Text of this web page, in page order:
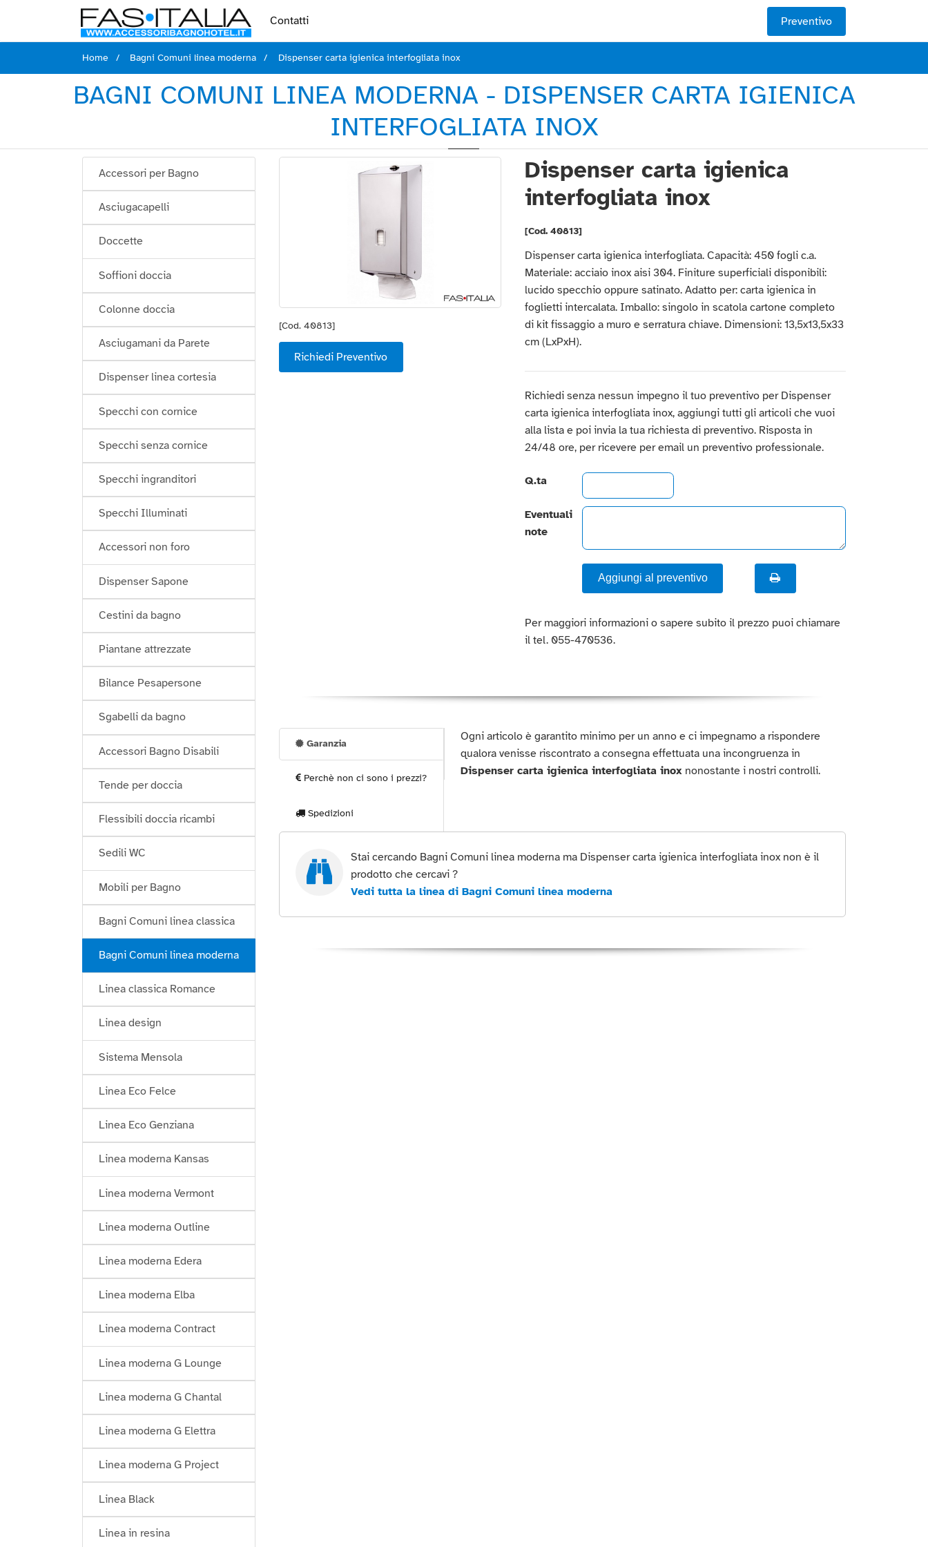
Contatti Preventivo
Home Bagni Comuni linea moderna Dispenser carta igienica interfogliata inox
BAGNI COMUNI LINEA MODERNA - DISPENSER CARTA IGIENICA
INTERFOGLIATA INOX
Accessori per Bagno
Asciugacapelli
Doccette
Soffioni doccia
Colonne doccia
Asciugamani da Parete
Dispenser linea cortesia
Specchi con cornice
Specchi senza cornice
Specchi ingranditori
Specchi Illuminati
Accessori non foro
Dispenser Sapone
Cestini da bagno
Piantane attrezzate
Bilance Pesapersone
Sgabelli da bagno
Accessori Bagno Disabili
Tende per doccia
Flessibili doccia ricambi
Sedili WC
Mobili per Bagno
Bagni Comuni linea classica
Bagni Comuni linea moderna
Linea classica Romance
Linea design
Sistema Mensola
Linea Eco Felce
Linea Eco Genziana
Linea moderna Kansas
Linea moderna Vermont
Linea moderna Outline
Linea moderna Edera
Linea moderna Elba
Linea moderna Contract
Linea moderna G Lounge
Linea moderna G Chantal
Linea moderna G Elettra
Linea moderna G Project
Linea Black
Linea in resina
[Cod. 40813]
Richiedi Preventivo
Dispenser carta igienica
interfogliata inox
[Cod. 40813]
Dispenser carta igienica interfogliata. Capacità: 450 fogli c.a.
Materiale: acciaio inox aisi 304. Finiture superficiali disponibili:
lucido specchio oppure satinato. Adatto per: carta igienica in
foglietti intercalata. Imballo: singolo in scatola cartone completo
di kit fissaggio a muro e serratura chiave. Dimensioni: 13,5x13,5x33
cm (LxPxH).
Richiedi senza nessun impegno il tuo preventivo per Dispenser
carta igienica interfogliata inox, aggiungi tutti gli articoli che vuoi
alla lista e poi invia la tua richiesta di preventivo. Risposta in
24/48 ore, per ricevere per email un preventivo professionale.
Q.ta
Eventuali
note
Aggiungi al preventivo
Per maggiori informazioni o sapere subito il prezzo puoi chiamare
il tel. 055-470536.
Garanzia
Perchè non ci sono i prezzi?
Spedizioni
Ogni articolo è garantito minimo per un anno e ci impegnamo a rispondere
qualora venisse riscontrato a consegna effettuata una incongruenza in
Dispenser carta igienica interfogliata inox nonostante i nostri controlli.
Stai cercando Bagni Comuni linea moderna ma Dispenser carta igienica interfogliata inox non è il
prodotto che cercavi ?
Vedi tutta la linea di Bagni Comuni linea moderna